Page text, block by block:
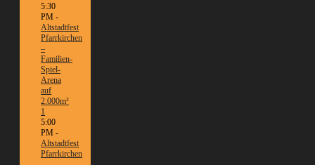
5:30
PM -
Altstadtfest
Pfarrkirchen
–
Familien-
Spiel-
Arena
auf
2.000m²
1
5:00
PM -
Altstadtfest
Pfarrkirchen